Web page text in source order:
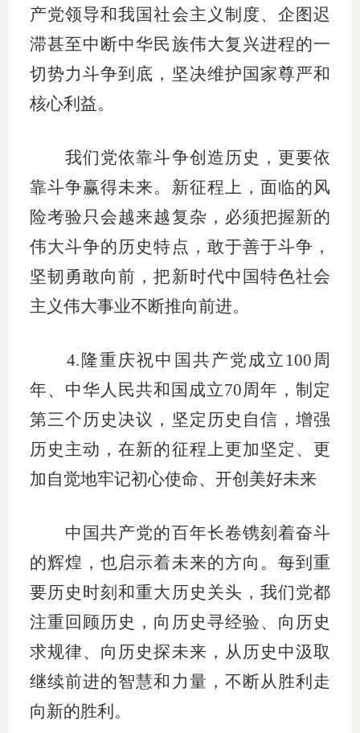
产党领导和我国社会主义制度、企图迟
滞甚至中断中华民族伟大复兴进程的一
切势力斗争到底，坚决维护国家尊严和
核心利益。
我们党依靠斗争创造历史，更要依
靠斗争赢得未来。新征程上，面临的风
险考验只会越来越复杂，必须把握新的
伟大斗争的历史特点，敢于善于斗争，
坚韧勇敢向前，把新时代中国特色社会
主义伟大事业不断推向前进。
4.隆重庆祝中国共产党成立100周
年、中华人民共和国成立70周年，制定
第三个历史决议，坚定历史自信，增强
历史主动，在新的征程上更加坚定、更
加自觉地牢记初心使命、开创美好未来
中国共产党的百年长卷镌刻着奋斗
的辉煌，也启示着未来的方向。每到重
要历史时刻和重大历史关头，我们党都
注重回顾历史，向历史寻经验、向历史
求规律、向历史探未来，从历史中汲取
继续前进的智慧和力量，不断从胜利走
向新的胜利。